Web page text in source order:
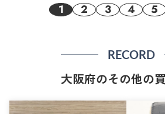
1 2 3 4 5
RECORD
大阪府のその他の